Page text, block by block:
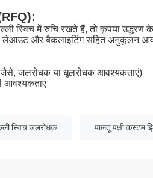
स्विच में रुचि रखते हैं, तो कृपया उद्धरण
लेआउट और बैकलाइटिंग सहित अनुकूलन
(जैसे, जलरोधक या धूलरोधक आवश्यकताएं)
आवश्यकताएं
स्विच जलरोधक पालतू पक्षी कस्टम